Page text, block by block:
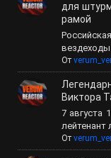
для
рамой
вездеходы
От
Виктора
7 августа
лейтенант
От